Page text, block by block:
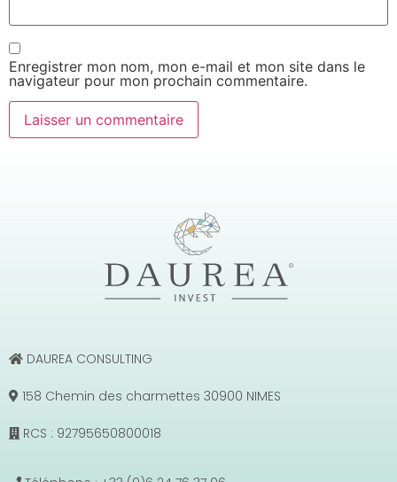
Enregistrer mon nom, mon e-mail et mon site dans le
navigateur pour mon prochain commentaire.
DAUREA CONSULTING
158 Chemin des charmettes 30900 NIMES
RCS : 92795650800018